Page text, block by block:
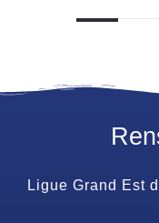
Ligue Grand Est